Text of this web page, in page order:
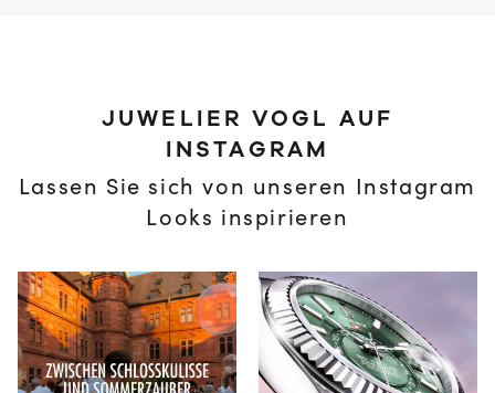
JUWELIER VOGL AUF
INSTAGRAM
Lassen Sie sich von unseren Instagram
Looks inspirieren